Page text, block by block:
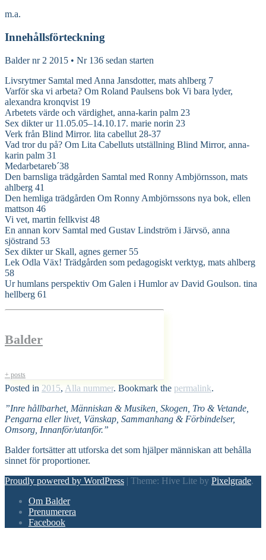
m.a.
Innehållsförteckning
Balder nr 2 2015 • Nr 136 sedan starten
Livsrytmer Samtal med Anna Jansdotter, mats ahlberg 7
Varför ska vi arbeta? Om Roland Paulsens bok Vi bara lyder,
alexandra kronqvist 19
Arbetets värde och värdighet, anna-karin palm 23
Sex dikter ur 11.05.05–14.10.17. marie norin 23
Verk från Blind Mirror. lita cabellut 28-37
Vad tror du på? Om Lita Cabelluts utställning Blind Mirror, anna-
karin palm 31
Medarbetareb´38
Den barnsliga trädgården Samtal med Ronny Ambjörnsson, mats
ahlberg 41
Den hemliga trädgården Om Ronny Ambjörnssons nya bok, ellen
mattson 46
Vi vet, martin fellkvist 48
En annan korv Samtal med Gustav Lindström i Järvsö, anna
sjöstrand 53
Sex dikter ur Skall, agnes gerner 55
Lek Odla Väx! Trädgården som pedagogiskt verktyg, mats ahlberg
58
Ur humlans perspektiv Om Galen i Humlor av David Goulson. tina
hellberg 61
Balder
+ posts
Posted in 2015, Alla nummer. Bookmark the permalink.
”Inre hållbarhet, Människan & Musiken, Skogen, Tro & Vetande,
Pengarna eller livet, Vänskap, Sammanhang & Förbindelser,
Omsorg, Innanför/utanför.”
Balder fortsätter att utforska det som hjälper människan att behålla
sinnet för proportioner.
Proudly powered by WordPress | Theme: Hive Lite by Pixelgrade.
Footer
navigation
Om Balder
Prenumerera
Facebook